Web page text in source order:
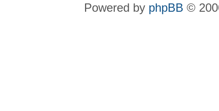
Powered by phpBB ©